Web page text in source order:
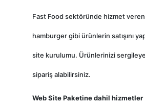
Fast Food sektöründe hizmet
hamburger gibi ürünlerin satışını
site kurulumu. Ürünlerinizi
sipariş alabilirsiniz.
Web Site Paketine dahil hizmetler